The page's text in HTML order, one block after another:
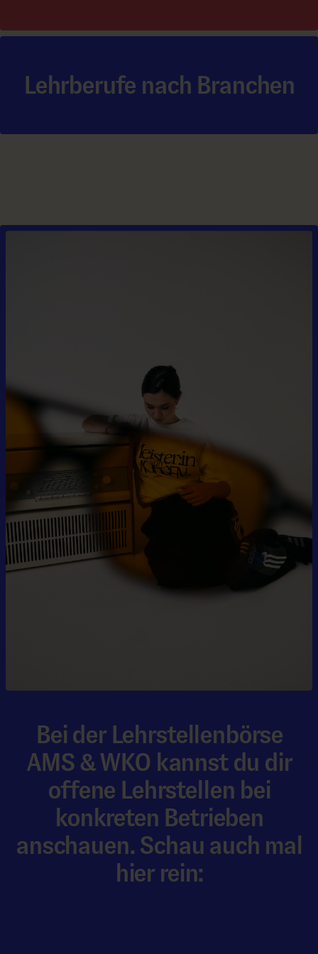
Lehrberufe nach Branchen
Bei der Lehrstellenbörse
AMS & WKO kannst du dir
offene Lehrstellen bei
konkreten Betrieben
anschauen. Schau auch mal
hier rein: